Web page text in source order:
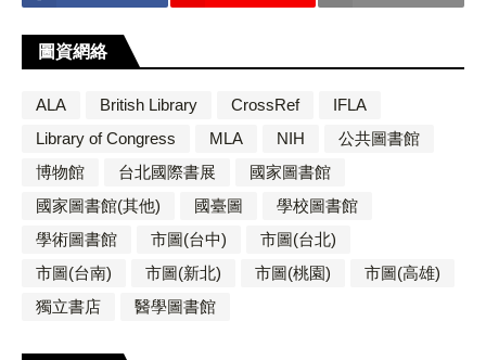
圖資網絡
ALA British Library CrossRef
IFLA
Library of Congress
MLA NIH
公共圖書館
博物館
台北國際書展
國家圖書館
國家圖書館(其他)
國臺圖
學校圖書館
學術圖書館
市圖(台中)
市圖(台北)
市圖(台南)
市圖(新北) 市圖(桃園)
市圖(高雄)
獨立書店
醫學圖書館